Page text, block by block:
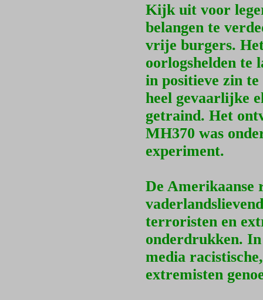
Kijk uit voor
belangen te
vrije burgers.
oorlogshelden te
in positieve zin
heel gevaarlijke
getraind. Het
MH370 was
experiment.
De Amerikaanse
terroristen en
onderdrukken.
media
extremisten